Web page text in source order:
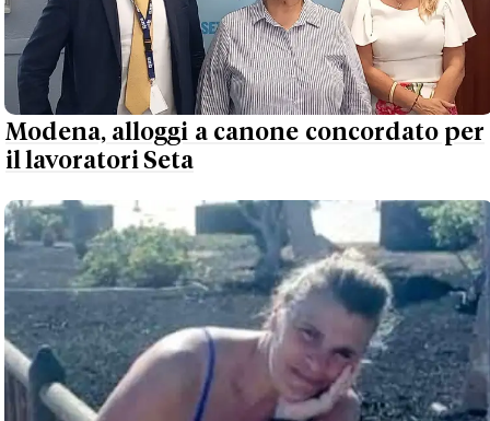
Modena, alloggi a canone concordato per
il lavoratori Seta